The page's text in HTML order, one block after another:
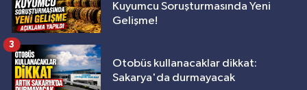
Kuyumcu Soruşturmasında Yeni
Gelişme!
Otobüs kullanacaklar dikkat:
Sakarya'da durmayacak
3